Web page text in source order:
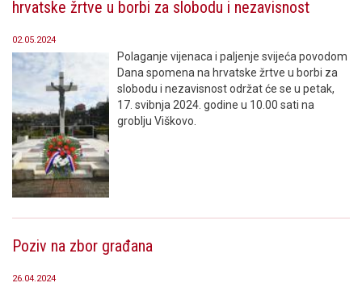
hrvatske žrtve u borbi za slobodu i nezavisnost
02.05.2024
Polaganje vijenaca i paljenje svijeća povodom
Dana spomena na hrvatske žrtve u borbi za
slobodu i nezavisnost održat će se u petak,
17. svibnja 2024. godine u 10.00 sati na
groblju Viškovo.
Poziv na zbor građana
26.04.2024